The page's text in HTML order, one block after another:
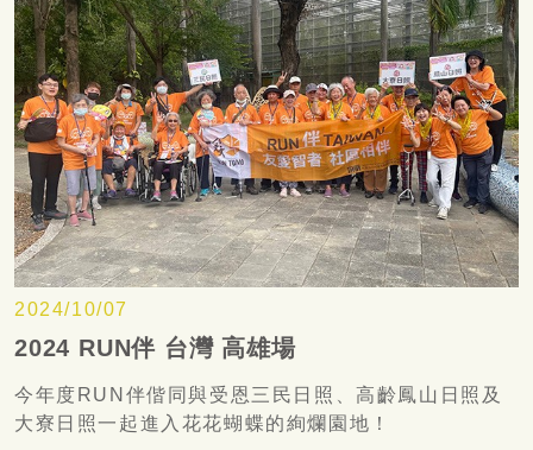
2024/10/07
2024 RUN伴 台灣 高雄場
今年度RUN伴偕同與受恩三民日照、高齡鳳山日照及
大寮日照一起進入花花蝴蝶的絢爛園地！